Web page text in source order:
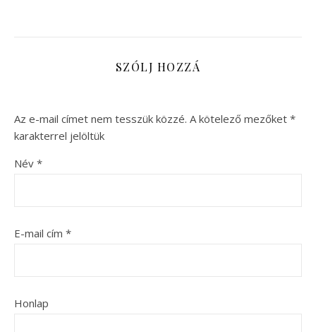
SZÓLJ HOZZÁ
Az e-mail címet nem tesszük közzé. A kötelező mezőket *
karakterrel jelöltük
Név *
E-mail cím *
Honlap